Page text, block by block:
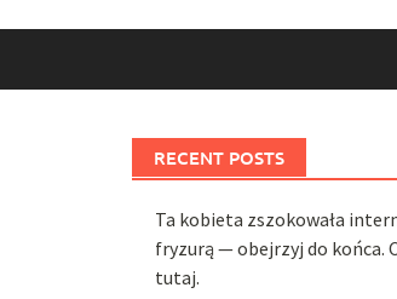
RECENT POSTS
Ta kobieta zszokowała
fryzurą — obejrzyj do końca.
tutaj.